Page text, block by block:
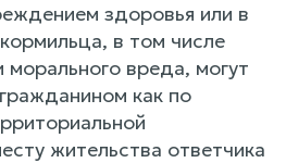
здоровья или в
в том числе
морального вреда, могут
как по
жительства ответчика